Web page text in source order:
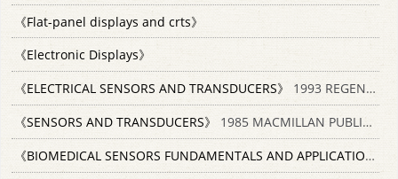
《Flat-panel displays and crts》
《Electronic Displays》
《ELECTRICAL SENSORS AND TRANSDUCERS》
1993 REGENTS/PRENTICE HALL
《SENSORS AND TRANSDUCERS》
1985 MACMILLAN PUBLISHERS LTD 0333387104
《BIOMEDICAL SENSORS FUNDAMENTALS AND APPLICATIONS》